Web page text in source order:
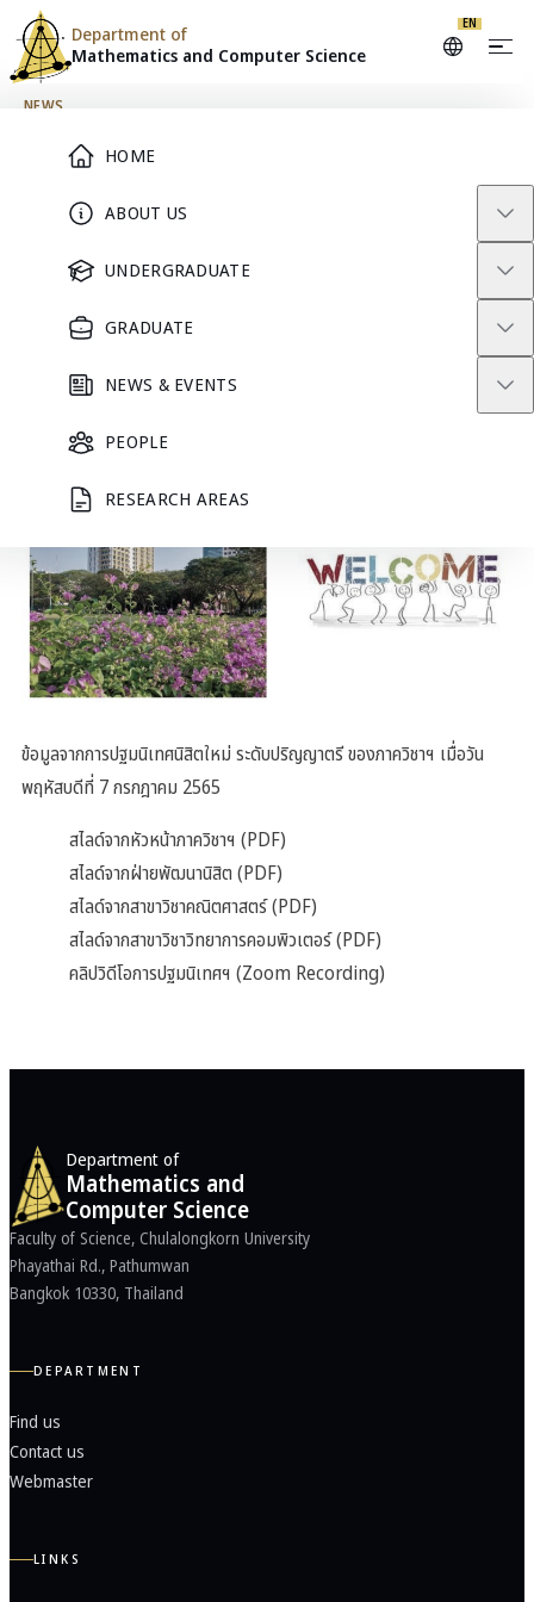
HOME
ABOUT US
UNDERGRADUATE
GRADUATE
NEWS & EVENTS
PEOPLE
RESEARCH AREAS
Department of
Mathematics and Computer Science
EN
Skip to content
NEWS
ข้อมูลจากการปฐมนิเทศนิสิตใหม่
ระดับปริญญาตรี ปีการศึกษา
2565
July 9, 2022
ข้อมูลจากการปฐมนิเทศนิสิตใหม่ ระดับปริญญาตรี ของภาควิชาฯ เมื่อวัน
พฤหัสบดีที่ 7 กรกฎาคม 2565
สไลด์จากหัวหน้าภาควิชาฯ (PDF)
สไลด์จากฝ่ายพัฒนานิสิต (PDF)
สไลด์จากสาขาวิชาคณิตศาสตร์ (PDF)
สไลด์จากสาขาวิชาวิทยาการคอมพิวเตอร์ (PDF)
คลิปวิดีโอการปฐมนิเทศฯ (Zoom Recording)
Department of
Mathematics and
Computer Science
Faculty of Science, Chulalongkorn University
Phayathai Rd., Pathumwan
Bangkok 10330, Thailand
DEPARTMENT
Find us
Contact us
Webmaster
LINKS